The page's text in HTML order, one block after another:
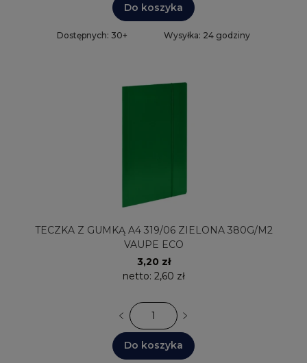
Do koszyka
Dostępnych: 30+ Wysyłka: 24 godziny
TECZKA Z GUMKĄ A4 319/06 ZIELONA 380G/M2
VAUPE ECO
3,20 zł
netto: 2,60 zł
Do koszyka